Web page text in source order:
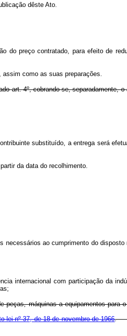
dêste Ato.
do preço contratado, para efeito de
como as suas preparações.
art. 4º, cobrando-se, separadamente,
substituído, a entrega será
da data do recolhimento.
ao cumprimento do
internacional com participação da
máquinas a equipamentos para
lei nº 37, de 18 de novembro de 1966